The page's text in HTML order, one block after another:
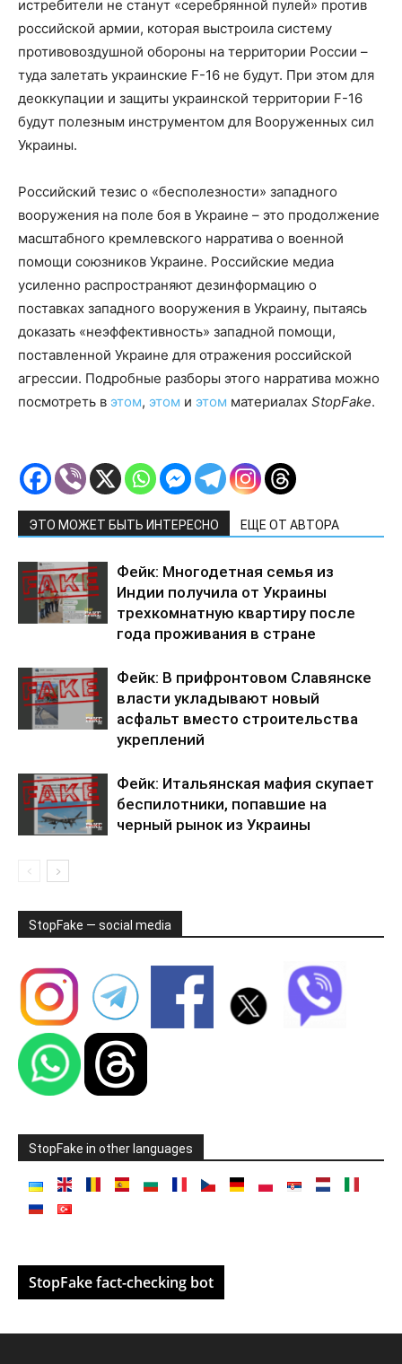
истребители не станут «серебрянной пулей» против
российской армии, которая выстроила систему
противовоздушной обороны на территории России –
туда залетать украинские F-16 не будут. При этом для
деоккупации и защиты украинской территории F-16
будут полезным инструментом для Вооруженных сил
Украины.
Российский тезис о «бесполезности» западного
вооружения на поле боя в Украине – это продолжение
масштабного кремлевского нарратива о военной
помощи союзников Украине. Российские медиа
усиленно распространяют дезинформацию о
поставках западного вооружения в Украину, пытаясь
доказать «неэффективность» западной помощи,
поставленной Украине для отражения российской
агрессии. Подробные разборы этого нарратива можно
посмотреть в этом, этом и этом материалах StopFake.
ЭТО МОЖЕТ БЫТЬ ИНТЕРЕСНО ЕЩЕ ОТ АВТОРА
Фейк: Многодетная семья из
Индии получила от Украины
трехкомнатную квартиру после
года проживания в стране
Фейк: В прифронтовом Славянске
власти укладывают новый
асфальт вместо строительства
укреплений
Фейк: Итальянская мафия скупает
беспилотники, попавшие на
черный рынок из Украины
StopFake — social media
StopFake in other languages
StopFake fact-checking bot